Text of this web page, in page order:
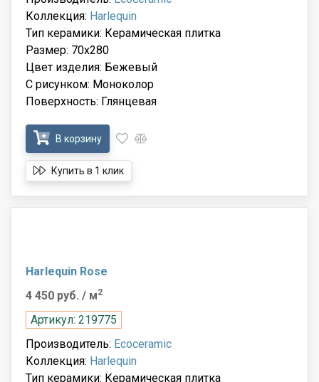
Коллекция: Harlequin
Тип керамики: Керамическая плитка
Размер: 70x280
Цвет изделия: Бежевый
С рисунком: Моноколор
Поверхность: Глянцевая
В корзину
Купить в 1 клик
Harlequin Rose
4 450 руб. / м2
Артикул: 219775
Производитель: Ecoceramic
Коллекция: Harlequin
Тип керамики: Керамическая плитка